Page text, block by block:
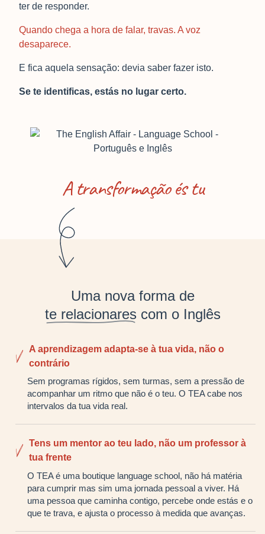
ter de responder.
Quando chega a hora de falar, travas. A voz
desaparece.
E fica aquela sensação: devia saber fazer isto.
Se te identificas, estás no lugar certo.
A transformação és tu
Uma nova forma de
te relacionares com o Inglês
A aprendizagem adapta-se à tua vida, não o
contrário
Sem programas rígidos, sem turmas, sem a pressão de
acompanhar um ritmo que não é o teu. O TEA cabe nos
intervalos da tua vida real.
Tens um mentor ao teu lado, não um professor à
tua frente
O TEA é uma boutique language school, não há matéria
para cumprir mas sim uma jornada pessoal a viver. Há
uma pessoa que caminha contigo, percebe onde estás e o
que te trava, e ajusta o processo à medida que avanças.